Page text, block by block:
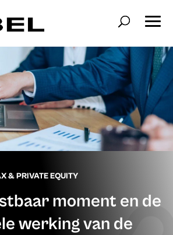
& PRIVATE EQUITY
moment en de
werking van de